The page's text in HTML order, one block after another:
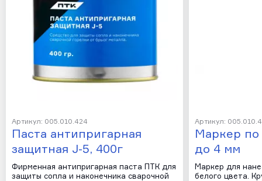
Артикул: 005.010.424
Паста антипригарная
защитная J-5, 400г
Фирменная антипригарная паста ПТК для
защиты сопла и наконечника сварочной
Артикул:
Маркер по
до 4 мм
Маркер для
белого цвета.